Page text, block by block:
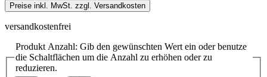
Preise inkl. MwSt. zzgl. Versandkosten
versandkostenfrei
Produkt Anzahl: Gib den gewünschten Wert ein oder benutze
die Schaltflächen um die Anzahl zu erhöhen oder zu
reduzieren.